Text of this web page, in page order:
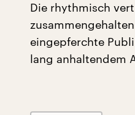
Die rhythmisch
eingepferchte
lang anhaltendem